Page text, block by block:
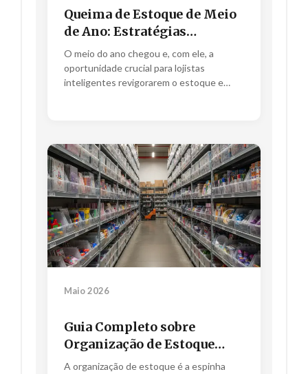
Queima de Estoque de Meio
de Ano: Estratégias
Imbatíveis e Embalagens
que Atraem Clientes
O meio do ano chegou e, com ele, a
oportunidade crucial para lojistas
inteligentes revigorarem o estoque e
Maio 2026
Guia Completo sobre
Organização de Estoque
para Lojas de Sucesso.
A organização de estoque é a espinha